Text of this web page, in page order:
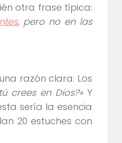
otra frase típica:
, pero no en las
razón clara: Los
crees en Dios?»Y
sería la esencia
20 estuches con